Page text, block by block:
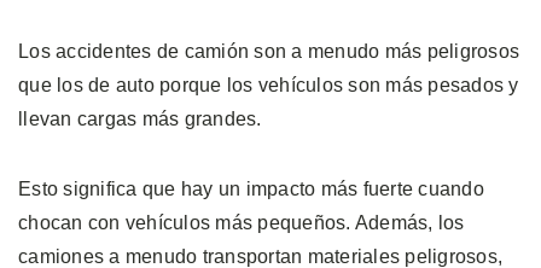
Los accidentes de camión son a menudo más peligrosos
que los de auto porque los vehículos son más pesados y
llevan cargas más grandes.
Esto significa que hay un impacto más fuerte cuando
chocan con vehículos más pequeños. Además, los
camiones a menudo transportan materiales peligrosos,